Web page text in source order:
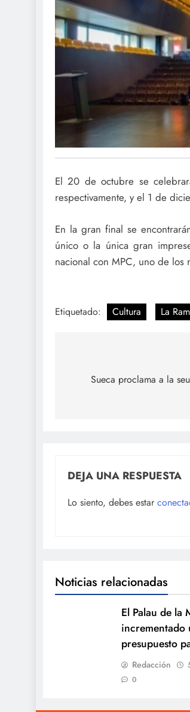
El 20 de octubre se
respectivamente, y el 1 de
En la gran final se
único o la única gran
nacional con MPC, uno de los
Etiquetado: Cultura La
Sueca proclama a la
DEJA UNA RESPUESTA
Lo siento, debes estar
Noticias relacionadas
El Palau de la
incrementado
presupuesto
Redacción
0